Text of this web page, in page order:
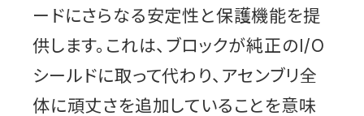
ードにさらなる安定性と保護機能を提
供します。これは、ブロックが純正のI/O
シールドに取って代わり、アセンブリ全
体に頑丈さを追加していることを意味